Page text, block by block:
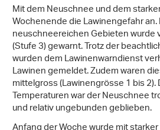
Mit dem Neuschnee und dem
Wochenende die Lawinengefahr an.
neuschneereichen Gebieten wurde
(Stufe 3) gewarnt. Trotz der
wurden dem Lawinenwarndienst
Lawinen gemeldet. Zudem waren
mittelgross (Lawinengrösse 1 bis
Temperaturen war der Neuschnee
und relativ ungebunden geblieben.